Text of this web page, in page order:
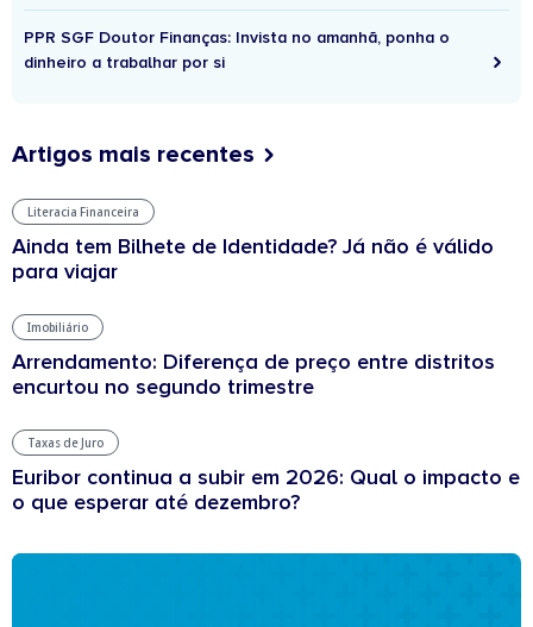
PPR SGF Doutor Finanças: Invista no amanhã, ponha o
dinheiro a trabalhar por si
Artigos mais recentes
Literacia Financeira
Ainda tem Bilhete de Identidade? Já não é válido
para viajar
Imobiliário
Arrendamento: Diferença de preço entre distritos
encurtou no segundo trimestre
Taxas de Juro
Euribor continua a subir em 2026: Qual o impacto e
o que esperar até dezembro?